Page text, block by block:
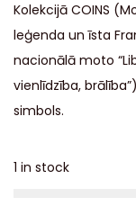
Kolekcijā COINS
leģenda un īsta
nacionālā moto
vienlīdzība, brālība”)
simbols.
1 in stock